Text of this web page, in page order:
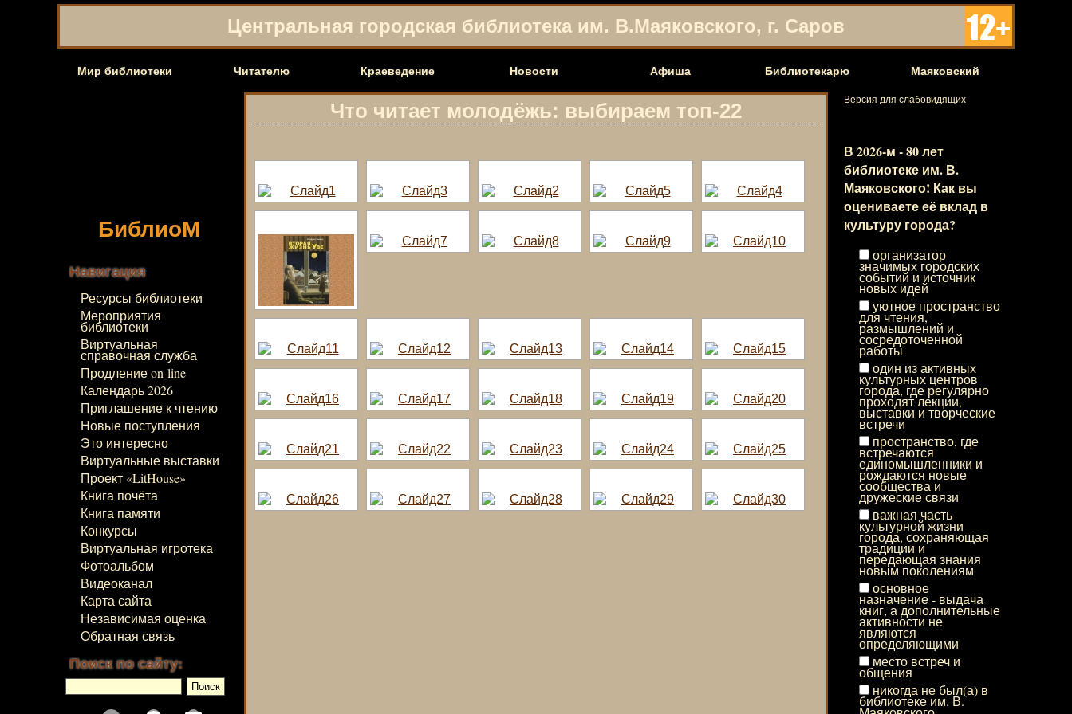
Центральная городская библиотека им. В.Маяковского, г. Саров
Мир библиотеки Читателю Краеведение Новости Афиша Библиотекарю Маяковский
БиблиоМ
Навигация
Ресурсы библиотеки
Мероприятия
библиотеки
Виртуальная
справочная служба
Продление on-line
Календарь 2026
Приглашение к чтению
Новые поступления
Это интересно
Виртуальные выставки
Проект «LitHouse»
Книга почёта
Книга памяти
Конкурсы
Виртуальная игротека
Фотоальбом
Видеоканал
Карта сайта
Независимая оценка
Обратная связь
Поиск по сайту:
Версия для слабовидящих
В 2026‑м - 80 лет
библиотеке им. В.
Маяковского! Как вы
оцениваете её вклад в
культуру города?
организатор
значимых городских
событий и источник
новых идей
уютное пространство
для чтения,
размышлений и
сосредоточенной
работы
один из активных
культурных центров
города, где регулярно
проходят лекции,
выставки и творческие
встречи
пространство, где
встречаются
единомышленники и
рождаются новые
сообщества и
дружеские связи
важная часть
культурной жизни
города, сохраняющая
традиции и
передающая знания
новым поколениям
основное
назначение - выдача
книг, а дополнительные
активности не
являются
определяющими
место встреч и
общения
никогда не был(а) в
библиотеке им. В.
Что читает молодёжь: выбираем топ-22